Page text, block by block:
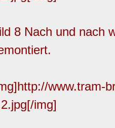
8 Nach und nach
www.tram-
img]